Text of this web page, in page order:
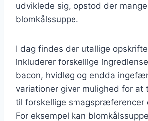
udviklede sig, opstod der
blomkålssuppe.
I dag findes der utallige
inkluderer forskellige
bacon, hvidløg og endda
variationer giver mulighed for at
til forskellige smagspræferencer
For eksempel kan